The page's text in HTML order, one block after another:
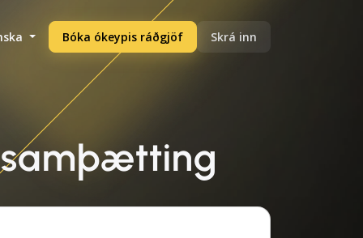
Bóka ókeypis ráðgjöf Skrá inn
samþætting